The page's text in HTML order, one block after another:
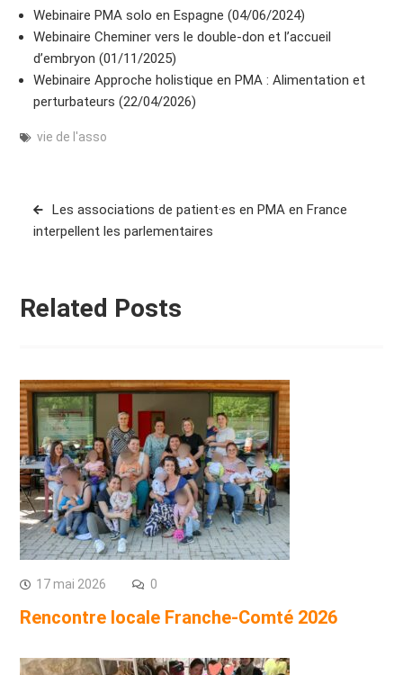
Webinaire PMA solo en Espagne (04/06/2024)
Webinaire Cheminer vers le double-don et l’accueil
d’embryon (01/11/2025)
Webinaire Approche holistique en PMA : Alimentation et
perturbateurs (22/04/2026)
vie de l'asso
Navigation
de
Les associations de patient·es en PMA en France
interpellent les parlementaires
Related Posts
17 mai 2026 0
Rencontre locale Franche-Comté 2026